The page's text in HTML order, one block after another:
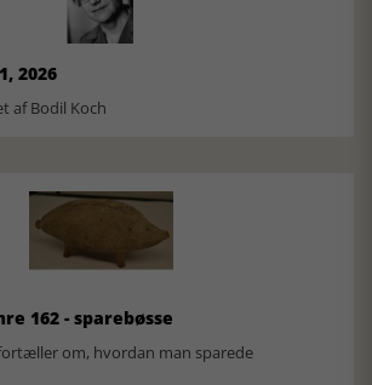
2026
af Bodil Koch
162 - sparebøsse
om, hvordan man sparede